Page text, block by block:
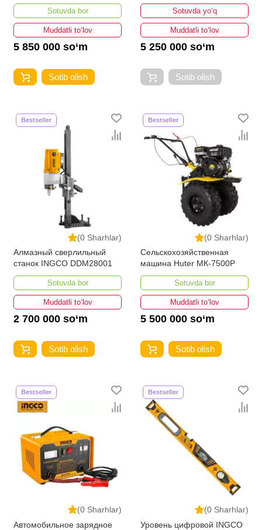
Sotuvda bor
Muddatli to‘lov
5 850 000 so‘m
Sotib olish
Sotuvda yo‘q
Muddatli to‘lov
5 250 000 so‘m
Sotib olish
(0 Sharhlar)
Bestseller
Алмазный сверлильный
станок INGCO DDM28001
Sotuvda bor
Muddatli to‘lov
2 700 000 so‘m
Sotib olish
(0 Sharhlar)
Bestseller
Сельскохозяйственная
машина Huter МК-7500P
Sotuvda bor
Muddatli to‘lov
5 500 000 so‘m
Sotib olish
(0 Sharhlar)
Bestseller
Автомобильное зарядное
(0 Sharhlar)
Bestseller
Уровень цифровой INGCO